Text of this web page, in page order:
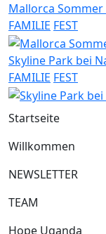
Mallorca
FAMILIE FEST
Skyline Park bei
FAMILIE FEST
Startseite
Willkommen
NEWSLETTER
TEAM
Hope Uganda